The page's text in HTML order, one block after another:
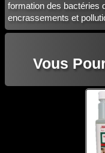
formation des bactéries
encrassements et
Vous